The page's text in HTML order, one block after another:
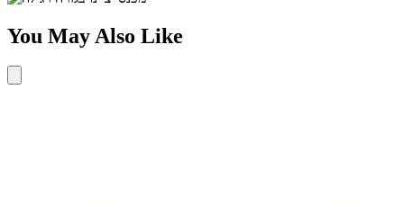
You May Also Like